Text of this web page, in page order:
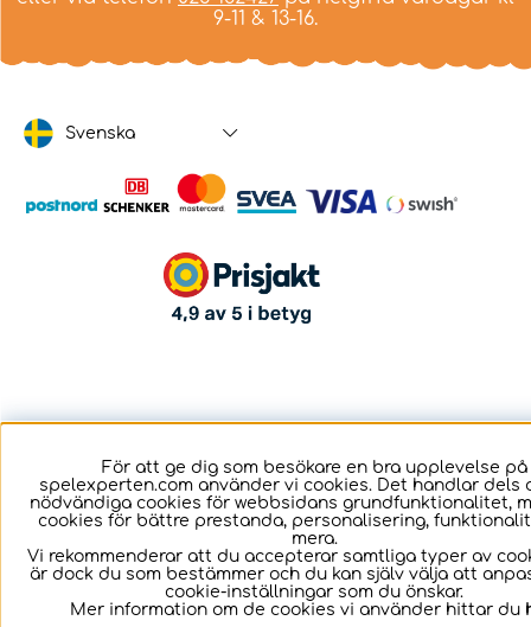
9-11 & 13-16.
Svenska
För att ge dig som besökare en bra upplevelse på
spelexperten.com använder vi cookies. Det handlar dels
nödvändiga cookies för webbsidans grundfunktionalitet,
cookies för bättre prestanda, personalisering,
mera.
Vi rekommenderar att du accepterar samtliga typer av
är dock du som bestämmer och du kan själv välja att
cookie-inställningar som du önskar.
Mer information om de cookies vi använder hittar du